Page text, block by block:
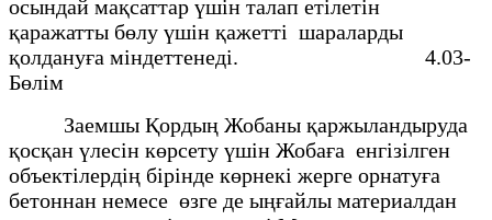
осындай мақсаттар үшiн талап етiлетiн
қаражатты бөлу үшiн қажеттi шараларды
қолдануға мiндеттенедi. 4.03-
Бөлiм
Заемшы Қордың Жобаны қаржыландыруда
қосқан үлесiн көрсету үшiн Жобаға енгізiлген
объектiлердiң бiрiнде көрнекi жерге орнатуға
бетоннан немесе өзге де ыңғайлы материалдан